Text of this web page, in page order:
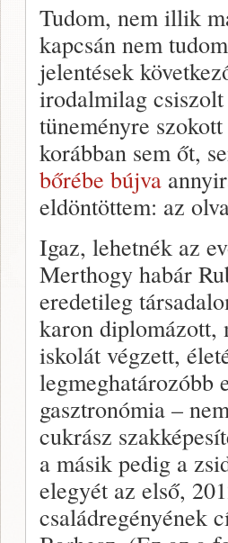
Tudom, nem illik
kapcsán nem
jelentések
irodalmilag
tüneményre
korábban sem őt,
bőrébe bújva
eldöntöttem: az
Igaz, lehetnék az
Merthogy habár
eredetileg
karon diplomázott,
iskolát végzett,
legmeghatározóbb
gasztronómia –
cukrász
a másik pedig a
elegyét az első,
családregényének